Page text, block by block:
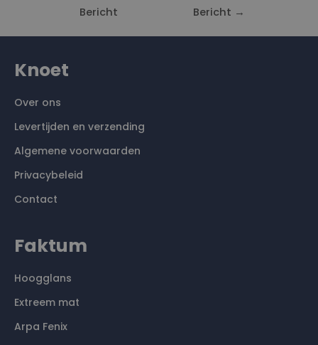
Bericht
Bericht →
Knoet
Over ons
Levertijden en verzending
Algemene voorwaarden
Privacybeleid
Contact
Faktum
Hoogglans
Extreem mat
Arpa Fenix